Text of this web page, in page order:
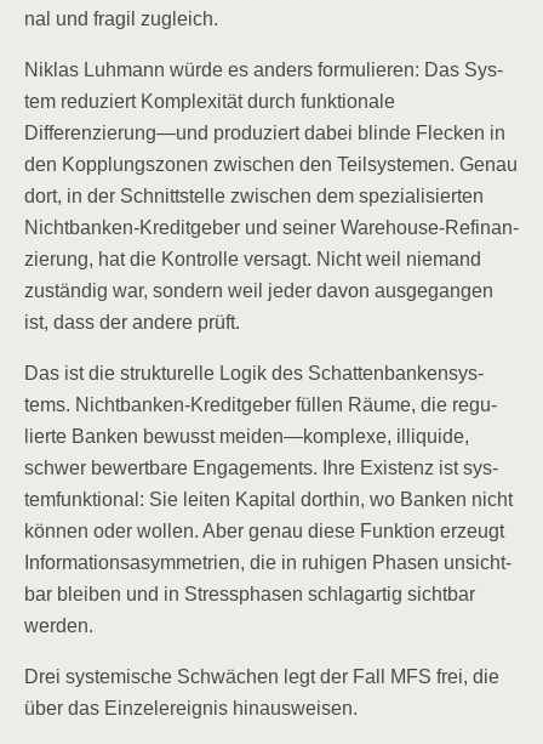
nal und fra­gil zugleich.
Niklas Luh­mann wür­de es anders for­mu­lie­ren: Das Sys­
tem redu­ziert Kom­ple­xi­tät durch funk­tio­na­le
Differenzierung—und pro­du­ziert dabei blin­de Fle­cken in
den Kopp­lungs­zo­nen zwi­schen den Teil­sys­te­men. Genau
dort, in der Schnitt­stel­le zwi­schen dem spe­zia­li­sier­ten
Nicht­ban­ken-Kre­dit­ge­ber und sei­ner Warehouse-Refi­nan­
zie­rung, hat die Kon­trol­le ver­sagt. Nicht weil nie­mand
zustän­dig war, son­dern weil jeder davon aus­ge­gan­gen
ist, dass der ande­re prüft.
Das ist die struk­tu­rel­le Logik des Schat­ten­ban­ken­sys­
tems. Nicht­ban­ken-Kre­dit­ge­ber fül­len Räu­me, die regu­
lier­te Ban­ken bewusst meiden—komplexe, illi­qui­de,
schwer bewert­ba­re Enga­ge­ments. Ihre Exis­tenz ist sys­
tem­funk­tio­nal: Sie lei­ten Kapi­tal dort­hin, wo Ban­ken nicht
kön­nen oder wol­len. Aber genau die­se Funk­ti­on erzeugt
Infor­ma­ti­ons­asym­me­trien, die in ruhi­gen Pha­sen unsicht­
bar blei­ben und in Stress­pha­sen schlag­ar­tig sicht­bar
werden.
Drei sys­te­mi­sche Schwä­chen legt der Fall MFS frei, die
über das Ein­zel­er­eig­nis hinausweisen.